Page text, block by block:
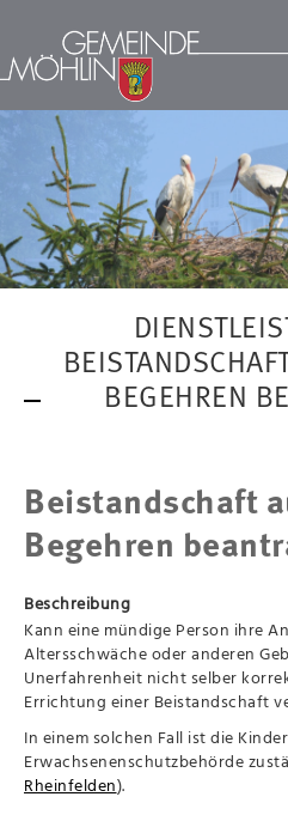
BEGEHREN
Beistandschaft
Begehren
Beschreibung
Kann eine mündige Person ihre
Altersschwäche oder anderen
Unerfahrenheit nicht selber
Errichtung einer Beistandschaft
In einem solchen Fall ist die
Erwachsenenschutzbehörde
Rheinfelden).